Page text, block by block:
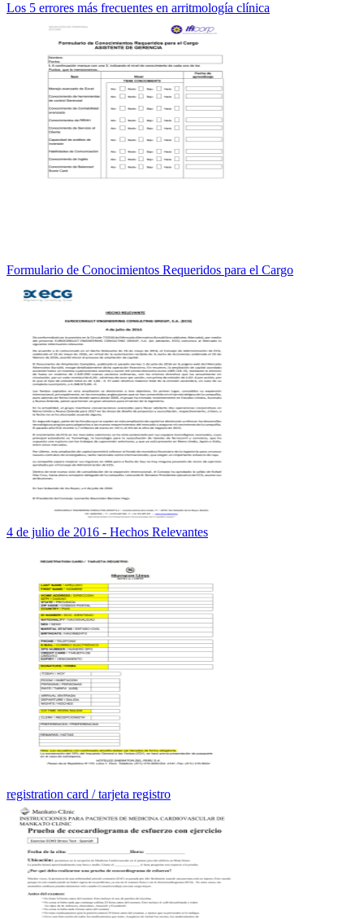
Los 5 errores más frecuentes en arritmología clínica
Formulario de Conocimientos Requeridos para el Cargo
4 de julio de 2016 - Hechos Relevantes
registration card / tarjeta registro